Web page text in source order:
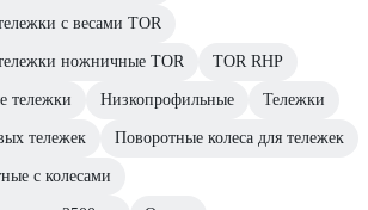
с весами TOR
ножничные TOR TOR RHP
тележки Низкопрофильные Тележки
тележек Поворотные колеса для тележек
с колесами